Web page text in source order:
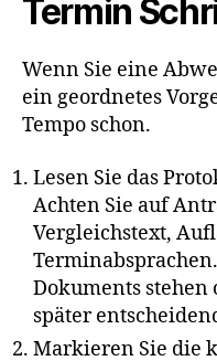
Termin
Wenn Sie eine
ein geordnetes
Tempo schon.
Lesen Sie das
Achten Sie auf
Vergleichstext,
Dokuments
später
Markieren Sie die